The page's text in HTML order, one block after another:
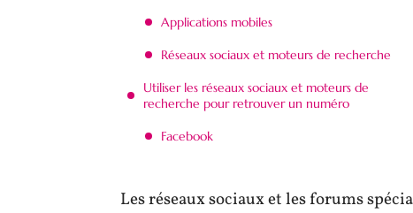
Applications mobiles
Réseaux sociaux et moteurs de recherche
Utiliser les réseaux sociaux et moteurs de
recherche pour retrouver un numéro
Facebook
Les réseaux sociaux et les forums